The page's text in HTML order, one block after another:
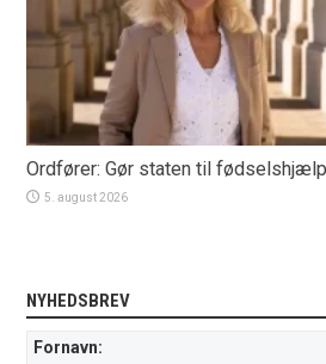
Ordfører: Gør staten til
5. august 2026
NYHEDSBREV
Fornavn: